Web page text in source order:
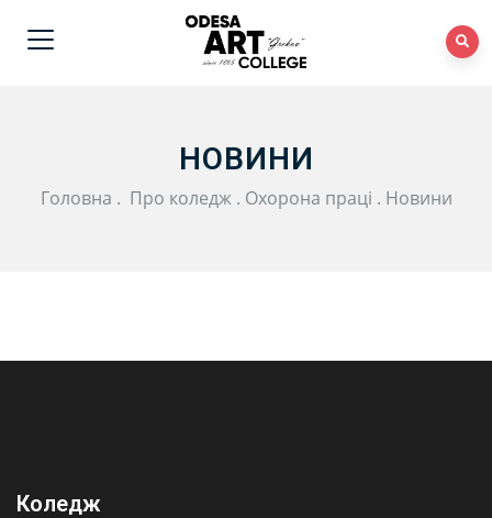
НОВИНИ
Головна . Про коледж. Охорона праці . Новини
Коледж